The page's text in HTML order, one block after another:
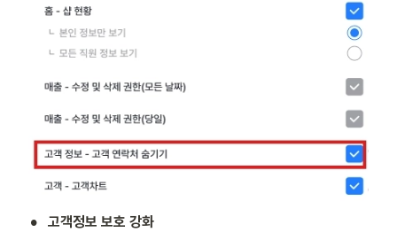
•
고객정보 보호 강화